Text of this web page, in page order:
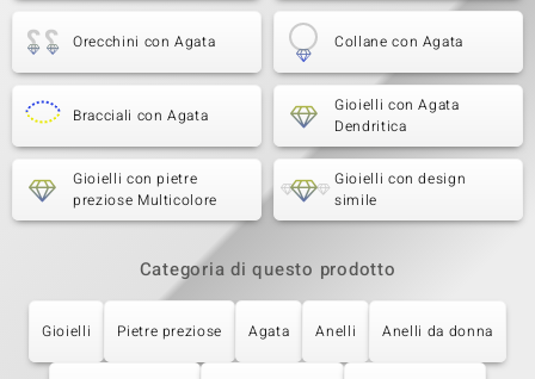
Orecchini con Agata Collane con Agata
Bracciali con Agata
Gioielli con Agata
Dendritica
Gioielli con pietre
preziose Multicolore
Gioielli con design
simile
Categoria di questo prodotto
Gioielli Pietre preziose Agata Anelli Anelli da donna